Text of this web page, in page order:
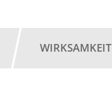
WIRKSAMKEIT